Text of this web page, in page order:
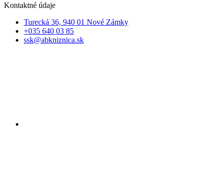
Kontaktné údaje
Turecká 36, 940 01 Nové Zámky
+035 640 03 85
ssk@abkniznica.sk